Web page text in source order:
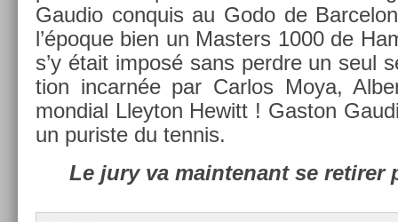
Gaudio con­quis au Godo de
l’époque bien un Mast­ers 1000 de
s’y était imposé sans per­dre un seul
tion in­carnée par Car­los Moya,
mon­di­al Lleyton Hewitt ! Gas­ton
un puris­te du ten­nis.
Le jury va main­tenant se re­tir­er